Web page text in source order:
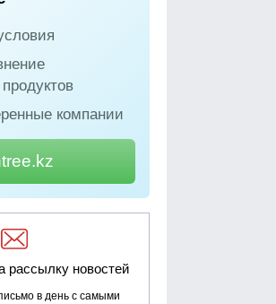
компании
рассылку новостей
в день с самыми